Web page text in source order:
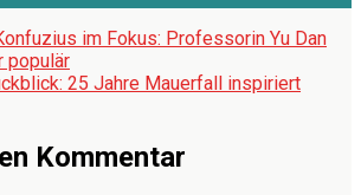
im Fokus: Professorin Yu Dan
populär
25 Jahre Mauerfall inspiriert
Kommentar